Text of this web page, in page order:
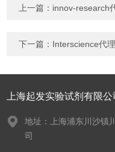
上一篇： innov-research
下一篇： Interscience代理
上海起发实验试剂有限公
地址：上海浦东川沙镇
司